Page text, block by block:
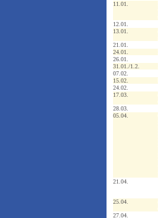
11.01.
12.01.
13.01.
21.01.
24.01.
26.01.
31.01./1.2.
07.02.
15.02.
24.02.
17.03.
28.03.
05.04.
21.04.
25.04.
27.04.